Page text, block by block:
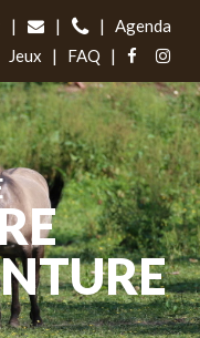
| | |
Agenda
Jeux | FAQ |